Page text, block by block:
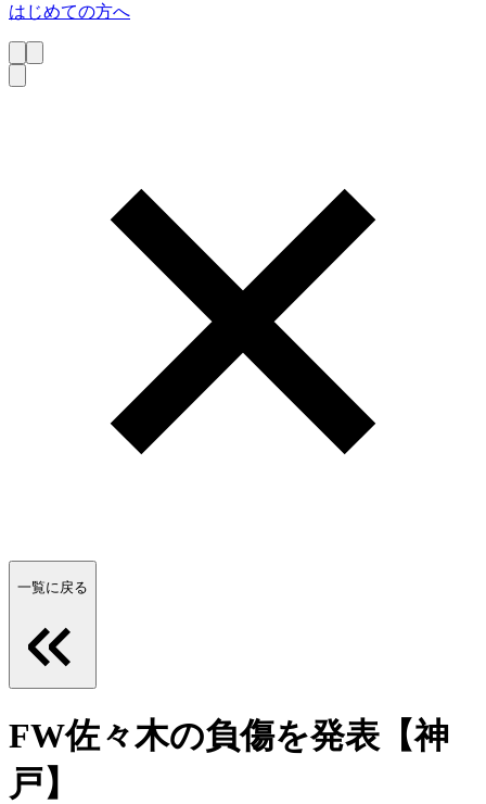
はじめての方へ
一覧に戻る
FW佐々木の負傷を発表【神
戸】